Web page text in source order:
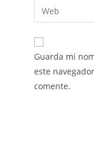
Guarda mi
este
comente.